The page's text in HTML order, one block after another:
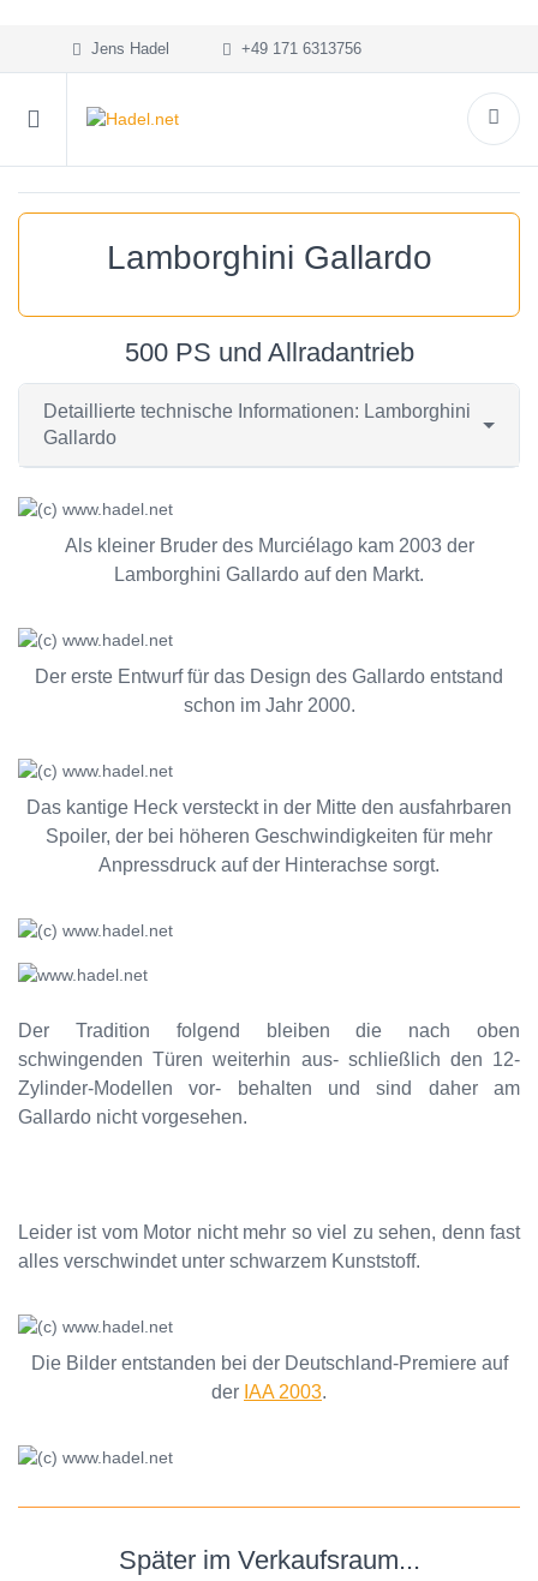
Jens Hadel +49 171 6313756
Lamborghini Gallardo
500 PS und Allradantrieb
Detaillierte technische Informationen: Lamborghini
Gallardo
Als kleiner Bruder des Murciélago kam 2003 der
Lamborghini Gallardo auf den Markt.
Der erste Entwurf für das Design des Gallardo entstand
schon im Jahr 2000.
Das kantige Heck versteckt in der Mitte den ausfahrbaren
Spoiler, der bei höheren Geschwindigkeiten für mehr
Anpressdruck auf der Hinterachse sorgt.
Der Tradition folgend bleiben die nach oben
schwingenden Türen weiterhin aus- schließlich den 12-
Zylinder-Modellen vor- behalten und sind daher am
Gallardo nicht vorgesehen.
Leider ist vom Motor nicht mehr so viel zu sehen, denn fast
alles verschwindet unter schwarzem Kunststoff.
Die Bilder entstanden bei der Deutschland-Premiere auf
der IAA 2003.
Später im Verkaufsraum...